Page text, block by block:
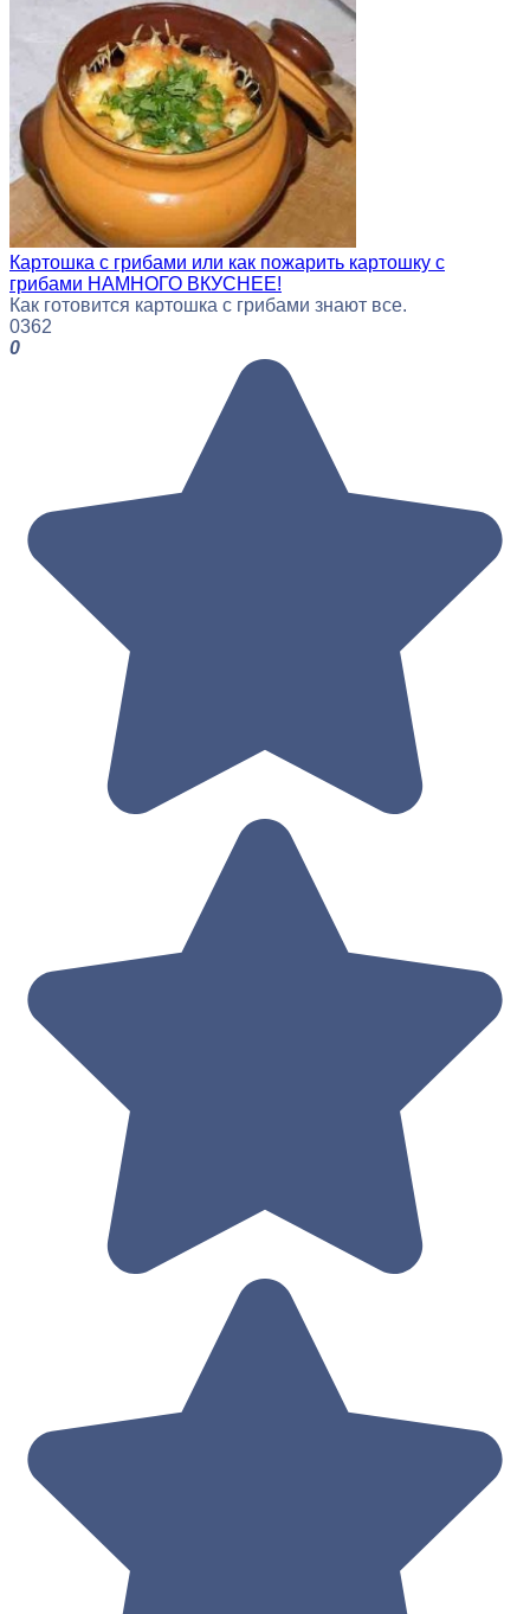
Картошка с грибами или как пожарить картошку с
грибами НАМНОГО ВКУСНЕЕ!
Как готовится картошка с грибами знают все.
0362
0